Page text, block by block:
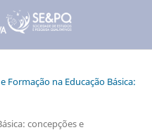
Formação na Educação Básica:
concepções e